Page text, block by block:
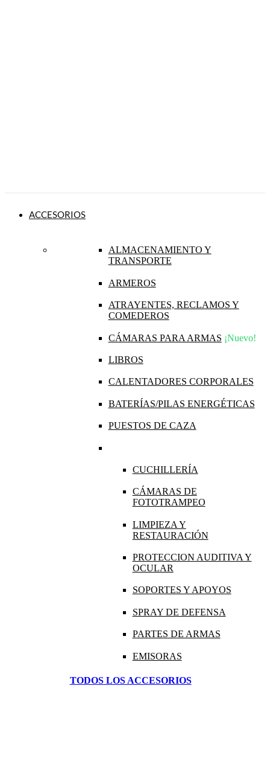
ACCESORIOS
ALMACENAMIENTO Y
TRANSPORTE
ARMEROS
ATRAYENTES, RECLAMOS Y
COMEDEROS
CÁMARAS PARA ARMAS ¡Nuevo!
LIBROS
CALENTADORES CORPORALES
BATERÍAS/PILAS ENERGÉTICAS
PUESTOS DE CAZA
CUCHILLERÍA
CÁMARAS DE
FOTOTRAMPEO
LIMPIEZA Y
RESTAURACIÓN
PROTECCION AUDITIVA Y
OCULAR
SOPORTES Y APOYOS
SPRAY DE DEFENSA
PARTES DE ARMAS
EMISORAS
TODOS LOS ACCESORIOS